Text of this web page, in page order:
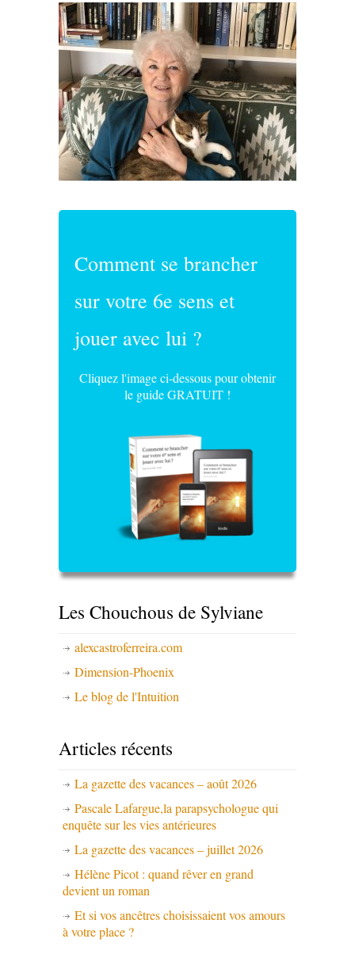
Comment se brancher
sur votre 6e sens et
jouer avec lui ?
Cliquez l'image ci-dessous pour obtenir
le guide GRATUIT !
Les Chouchous de Sylviane
alexcastroferreira.com
Dimension-Phoenix
Le blog de l'Intuition
Articles récents
La gazette des vacances – août 2026
Pascale Lafargue,la parapsychologue qui
enquête sur les vies antérieures
La gazette des vacances – juillet 2026
Hélène Picot : quand rêver en grand
devient un roman
Et si vos ancêtres choisissaient vos amours
à votre place ?